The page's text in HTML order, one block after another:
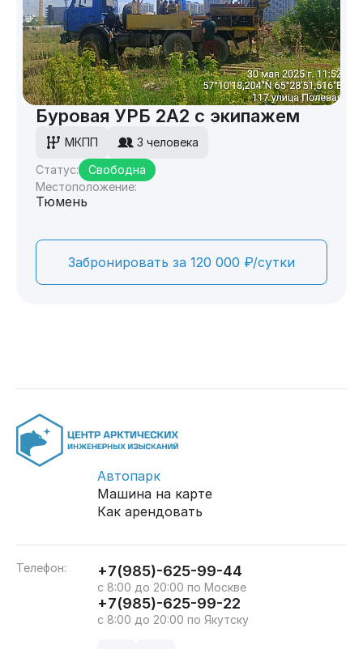
Буровая УРБ 2А2 с экипажем
МКПП
3 человека
Статус:
Свободна
Местоположение:
Тюмень
Забронировать за 120 000 ₽/сутки
Автопарк
Машина на карте
Как арендовать
Телефон: +7(985)-625-99-44
с 8:00 до 20:00 по Москве
+7(985)-625-99-22
с 8:00 до 20:00 по Якутску